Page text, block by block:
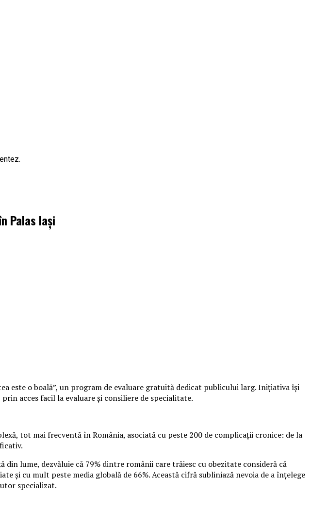
Palas Iași
este o boală”, un program de evaluare gratuită dedicat publicului larg. Inițiativa își
acces facil la evaluare și consiliere de specialitate.
tot mai frecventă în România, asociată cu peste 200 de complicații cronice: de la
lume, dezvăluie că 79% dintre românii care trăiesc cu obezitate consideră că
și cu mult peste media globală de 66%. Această cifră subliniază nevoia de a înțelege
specializat.